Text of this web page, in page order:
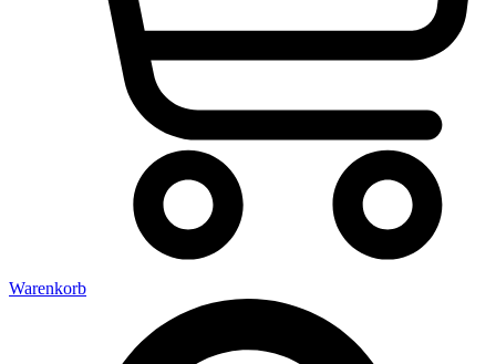
Warenkorb